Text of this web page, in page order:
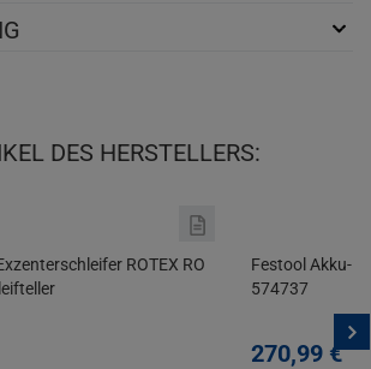
DES HERSTELLERS:
ROTEX RO
Festool Akku-
574737
270,99 €